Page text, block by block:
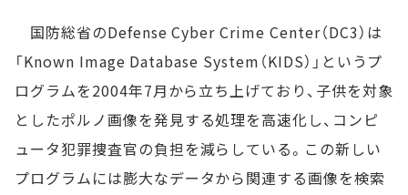
国防総省のDefense Cyber Crime Center（DC3）は
「Known Image Database System（KIDS）」というプ
ログラムを2004年7月から立ち上げており、子供を対象
としたポルノ画像を発見する処理を高速化し、コンピ
ュータ犯罪捜査官の負担を減らしている。この新しい
プログラムには膨大なデータから関連する画像を検索